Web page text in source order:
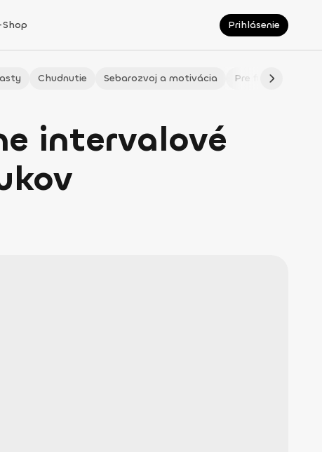
Prihlásenie
Chudnutie Sebarozvoj a motivácia Pre fitmaminky
intervalové